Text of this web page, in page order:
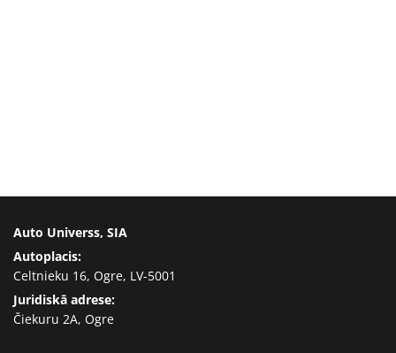
Auto Universs, SIA
Autoplacis:
Celtnieku 16, Ogre, LV-5001
Juridiskā adrese:
Čiekuru 2A, Ogre